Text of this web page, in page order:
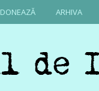
DONEAZĂ ARHIVA